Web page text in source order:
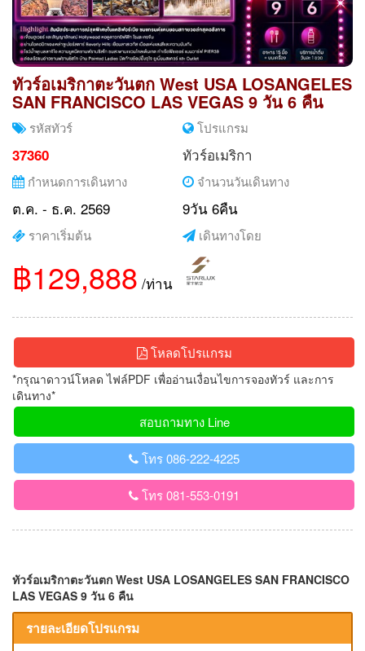
ทัวร์อเมริกาตะวันตก West USA LOSANGELES
SAN FRANCISCO LAS VEGAS 9 วัน 6 คืน
รหัสทัวร์
37360
โปรแกรม
ทัวร์อเมริกา
กำหนดการเดินทาง
ต.ค. - ธ.ค. 2569
จำนวนวันเดินทาง
9วัน 6คืน
ราคาเริ่มต้น
฿129,888 /ท่าน
เดินทางโดย
โหลดโปรแกรม
*กรุณาดาวน์โหลด ไฟล์PDF เพื่ออ่านเงื่อนไขการจองทัวร์ และการ
เดินทาง*
สอบถามทาง Line
โทร 086-222-4225
โทร 081-553-0191
ทัวร์อเมริกาตะวันตก West USA LOSANGELES SAN FRANCISCO
LAS VEGAS 9 วัน 6 คืน
รายละเอียดโปรแกรม